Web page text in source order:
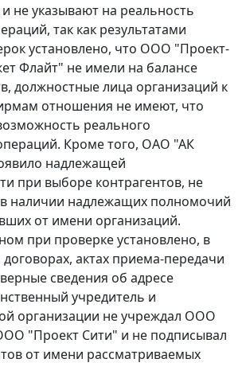
не указывают на реальность
так как результатами
установлено, что ООО "Проект-
Флайт" не имели на балансе
должностные лица организаций к
отношения не имеют, что
реального
Кроме того, ОАО "АК
надлежащей
при выборе контрагентов, не
наличии надлежащих полномочий
от имени организаций.
при проверке установлено, в
договорах, актах приема-передачи
сведения об адресе
учредитель и
организации не учреждал ООО
"Проект Сити" и не подписывал
от имени рассматриваемых